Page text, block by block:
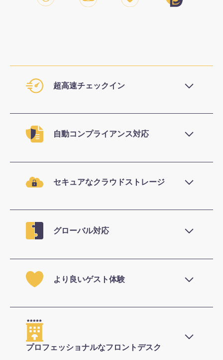
超高速チェックイン
数秒でゲスト登録完了。手入力なし、物理スキ
自動コンプライアンス対応
警察報告とGDPRデータ要件を即座に満たしま
セキュアなクラウドストレージ
暗号化・タイムスタンプ付き、権限者のみアク
グローバル対応
あらゆるパスポート・IDおよび新しいデジタル
より良いゲスト体験
行列を減らし、モダンでコンタクトレスな到着
体験を提供。
プロフェッショナルなフロントデスク